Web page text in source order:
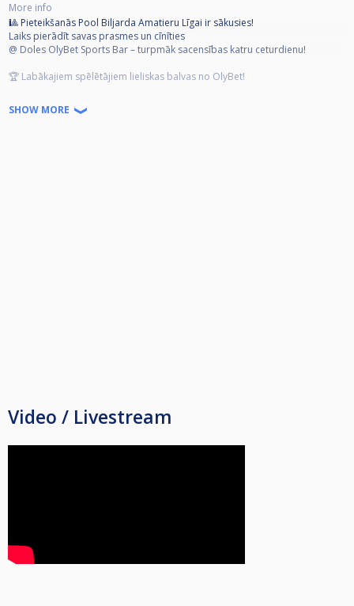
More info
🎱 Pieteikšanās Pool Biljarda Amatieru Līgai ir sākusies!
Laiks pierādīt savas prasmes un cīnīties
@ Doles OlyBet Sports Bar – turpmāk sacensības katru ceturdienu!
🏆 Labākajiem spēlētājiem lieliskas balvas no OlyBet!
Dalības maksa - 10 eur
SHOW MORE
Video / Livestream